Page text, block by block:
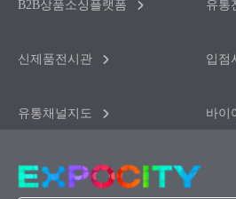
B2B상품소싱플랫폼
신제품전시관
유통채널지도
유통
입점
바이